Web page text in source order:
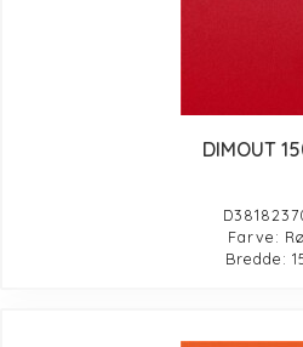
DIMOUT
Farve:
Bredde: